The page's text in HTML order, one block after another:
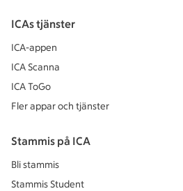
ICAs tjänster
ICA-appen
ICA Scanna
ICA ToGo
Fler appar och tjänster
Stammis på ICA
Bli stammis
Stammis Student